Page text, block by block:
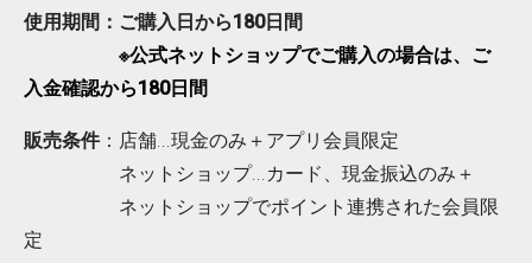
使用期間：ご購入日から180日間
※公式ネットショップでご購入の場合は、ご
入金確認から180日間
販売条件：店舗...現金のみ＋アプリ会員限定
ネットショップ...カード、現金振込のみ＋
ネットショップでポイント連携された会員限
定